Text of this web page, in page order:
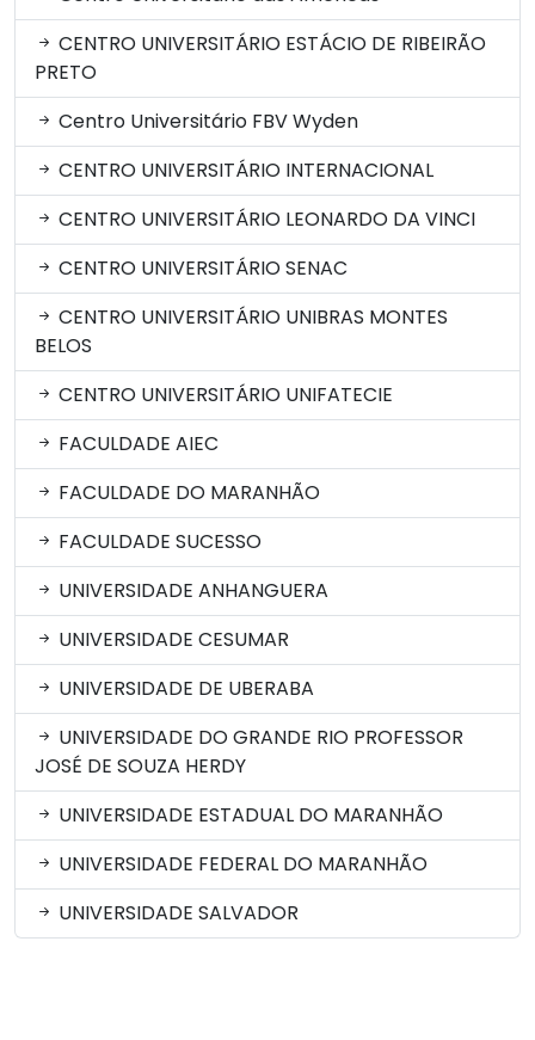
CENTRO UNIVERSITÁRIO ESTÁCIO DE RIBEIRÃO
PRETO
Centro Universitário FBV Wyden
CENTRO UNIVERSITÁRIO INTERNACIONAL
CENTRO UNIVERSITÁRIO LEONARDO DA VINCI
CENTRO UNIVERSITÁRIO SENAC
CENTRO UNIVERSITÁRIO UNIBRAS MONTES
BELOS
CENTRO UNIVERSITÁRIO UNIFATECIE
FACULDADE AIEC
FACULDADE DO MARANHÃO
FACULDADE SUCESSO
UNIVERSIDADE ANHANGUERA
UNIVERSIDADE CESUMAR
UNIVERSIDADE DE UBERABA
UNIVERSIDADE DO GRANDE RIO PROFESSOR
JOSÉ DE SOUZA HERDY
UNIVERSIDADE ESTADUAL DO MARANHÃO
UNIVERSIDADE FEDERAL DO MARANHÃO
UNIVERSIDADE SALVADOR